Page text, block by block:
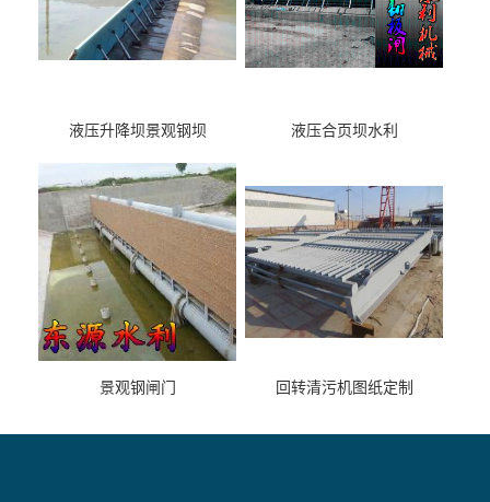
液压升降坝景观钢坝 液压合页坝水利
景观钢闸门 回转清污机图纸定制